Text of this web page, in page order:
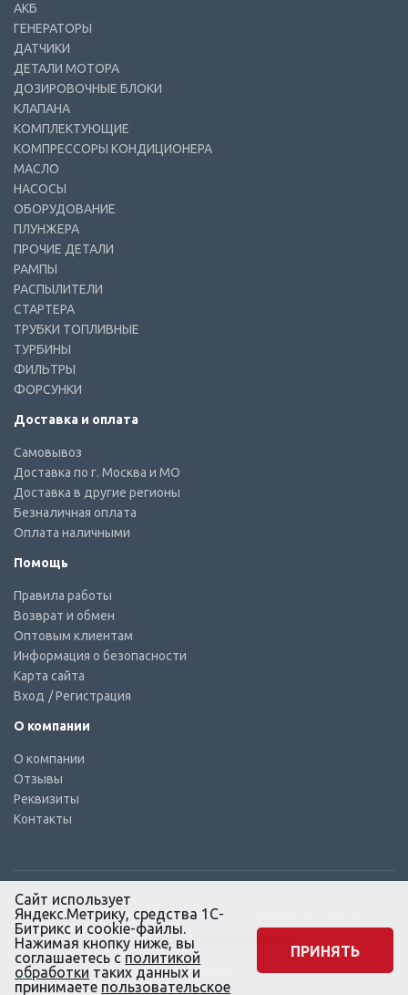
АКБ
ГЕНЕРАТОРЫ
ДАТЧИКИ
ДЕТАЛИ МОТОРА
ДОЗИРОВОЧНЫЕ БЛОКИ
КЛАПАНА
КОМПЛЕКТУЮЩИЕ
КОМПРЕССОРЫ КОНДИЦИОНЕРА
МАСЛО
НАСОСЫ
ОБОРУДОВАНИЕ
ПЛУНЖЕРА
ПРОЧИЕ ДЕТАЛИ
РАМПЫ
РАСПЫЛИТЕЛИ
СТАРТЕРА
ТРУБКИ ТОПЛИВНЫЕ
ТУРБИНЫ
ФИЛЬТРЫ
ФОРСУНКИ
Доставка и оплата
Самовывоз
Доставка по г. Москва и МО
Доставка в другие регионы
Безналичная оплата
Оплата наличными
Помощь
Правила работы
Возврат и обмен
Оптовым клиентам
Информация о безопасности
Карта сайта
Вход / Регистрация
О компании
О компании
Отзывы
Реквизиты
Контакты
© КТС-Дизель – Комплектующие к топливным системам
Все права защищены, 2003 – 2025
Согласие на обработку персональных данных
Сайт создан в маркетинговом
агентстве KLUEV.BZ
Сайт использует
Яндекс.Метрику, средства 1С-
Битрикс и cookie-файлы.
Нажимая кнопку ниже, вы
соглашаетесь с политикой
обработки таких данных и
принимаете пользовательское
ПРИНЯТЬ